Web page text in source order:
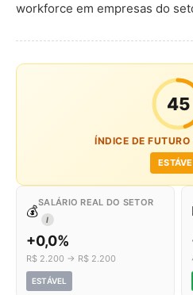
workforce em empresas do
45
ÍNDICE DE FUTURO
💰
SALÁRIO REAL DO SETOR
I
+0,0%
R$ 2.200 → R$ 2.200
ESTÁVEL